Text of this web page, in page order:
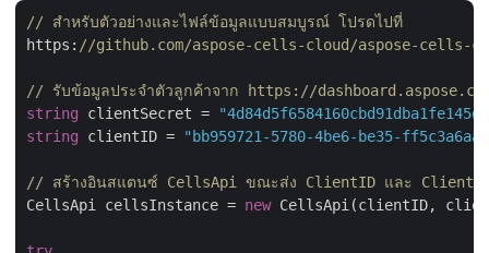
// สำหรับตัวอย่างและไฟล์ข้อมูลแบบสมบูรณ์ โปรดไปที่
https: //github.com/aspose-cells-cloud/aspose-cells-
// รับข้อมูลประจำตัวลูกค้าจาก https://
string clientSecret =
string clientID = "bb959721-5780-4be6-be35-
// สร้างอินสแตนซ์ CellsApi ขณะส่ง ClientID และ
CellsApi cellsInstance = new CellsApi(clientID,